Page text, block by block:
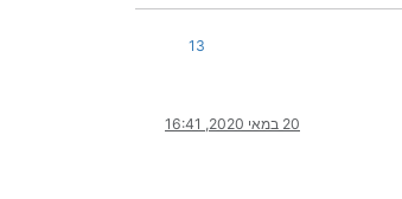
13
20 במאי 2020, 16:41